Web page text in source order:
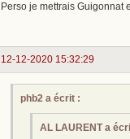
Perso je mettrais Guigonnat
12-12-2020 15:32:29
phb2 a écrit :
AL LAURENT a